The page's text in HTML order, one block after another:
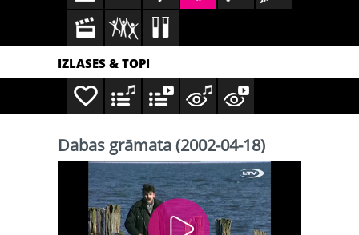
IZLASES & TOPI
Dabas grāmata (2002-04-18)